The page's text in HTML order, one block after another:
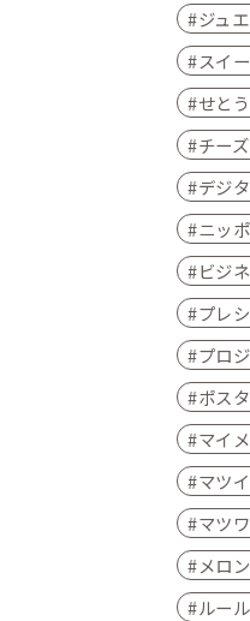
ジュ
スイ
せと
チー
デジ
ニッ
ビジ
プレ
プロ
ポス
マイ
マツ
マツ
メロ
ルー